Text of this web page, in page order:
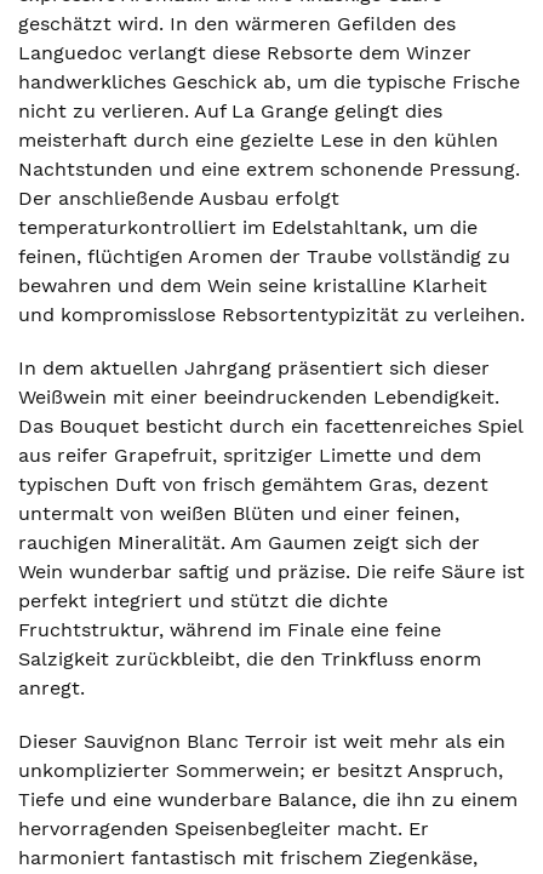
geschätzt wird. In den wärmeren Gefilden des
Languedoc verlangt diese Rebsorte dem Winzer
handwerkliches Geschick ab, um die typische Frische
nicht zu verlieren. Auf La Grange gelingt dies
meisterhaft durch eine gezielte Lese in den kühlen
Nachtstunden und eine extrem schonende Pressung.
Der anschließende Ausbau erfolgt
temperaturkontrolliert im Edelstahltank, um die
feinen, flüchtigen Aromen der Traube vollständig zu
bewahren und dem Wein seine kristalline Klarheit
und kompromisslose Rebsortentypizität zu verleihen.
In dem aktuellen Jahrgang präsentiert sich dieser
Weißwein mit einer beeindruckenden Lebendigkeit.
Das Bouquet besticht durch ein facettenreiches Spiel
aus reifer Grapefruit, spritziger Limette und dem
typischen Duft von frisch gemähtem Gras, dezent
untermalt von weißen Blüten und einer feinen,
rauchigen Mineralität. Am Gaumen zeigt sich der
Wein wunderbar saftig und präzise. Die reife Säure ist
perfekt integriert und stützt die dichte
Fruchtstruktur, während im Finale eine feine
Salzigkeit zurückbleibt, die den Trinkfluss enorm
anregt.
Dieser Sauvignon Blanc Terroir ist weit mehr als ein
unkomplizierter Sommerwein; er besitzt Anspruch,
Tiefe und eine wunderbare Balance, die ihn zu einem
hervorragenden Speisenbegleiter macht. Er
harmoniert fantastisch mit frischem Ziegenkäse,